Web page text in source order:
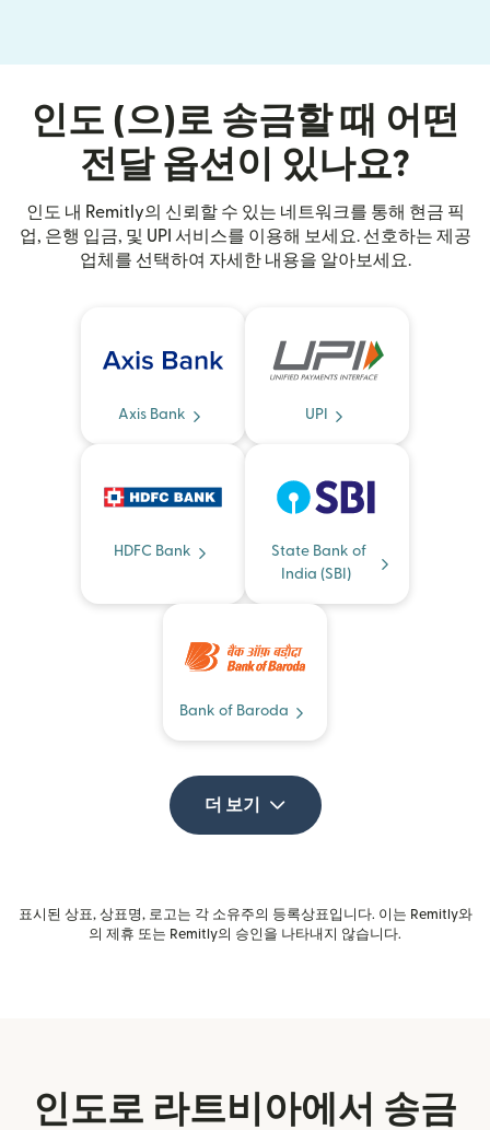
인도 (으)로 송금할 때 어떤
전달 옵션이 있나요?
인도 내 Remitly의 신뢰할 수 있는 네트워크를 통해 현금 픽
업, 은행 입금, 및 UPI 서비스를 이용해 보세요. 선호하는 제공
업체를 선택하여 자세한 내용을 알아보세요.
Axis Bank UPI
HDFC Bank
State Bank of
India (SBI)
Bank of Baroda
더 보기
표시된 상표, 상표명, 로고는 각 소유주의 등록상표입니다. 이는 Remitly와
의 제휴 또는 Remitly의 승인을 나타내지 않습니다.
인도로 라트비아에서 송금